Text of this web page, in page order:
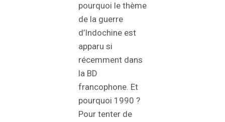
pourquoi le thème
de la guerre
d’Indochine est
apparu si
récemment dans
la BD
francophone. Et
pourquoi 1990 ?
Pour tenter de